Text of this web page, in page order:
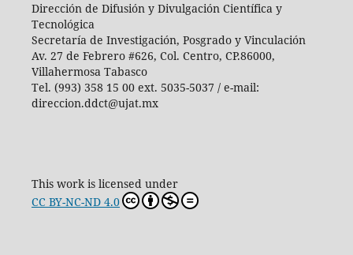
Dirección de Difusión y Divulgación Científica y
Tecnológica
Secretaría de Investigación, Posgrado y Vinculación
Av. 27 de Febrero #626, Col. Centro, CP.86000,
Villahermosa Tabasco
Tel. (993) 358 15 00 ext. 5035-5037 / e-mail:
direccion.ddct@ujat.mx
This work is licensed under
CC BY-NC-ND 4.0